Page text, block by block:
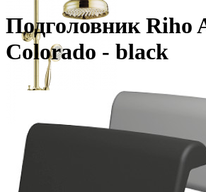
Подголовник Riho
Colorado - black